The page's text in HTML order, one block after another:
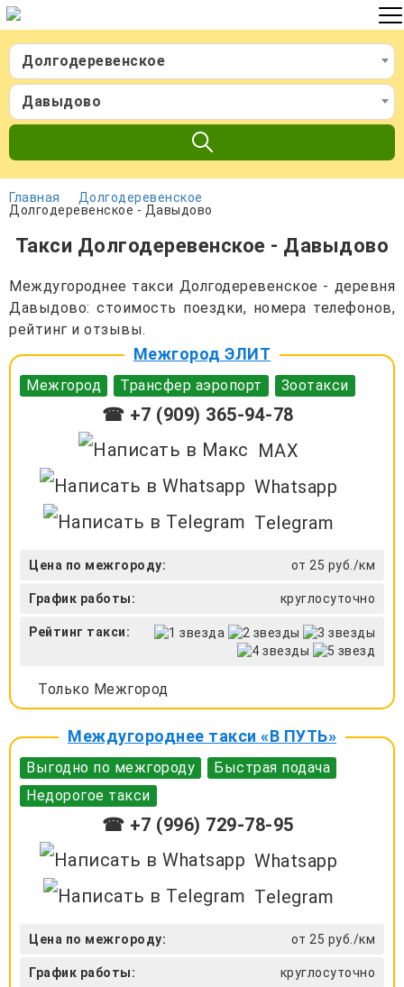
Долгодеревенское
Давыдово
Главная
Долгодеревенское
Долгодеревенское - Давыдово
Такси Долгодеревенское - Давыдово
Междугороднее такси Долгодеревенское - деревня
Давыдово: стоимость поездки, номера телефонов,
рейтинг и отзывы.
Межгород ЭЛИТ
Межгород Трансфер аэропорт Зоотакси
☎ +7 (909) 365-94-78
MAX
Whatsapp
Telegram
Цена по межгороду: от 25 руб./км
График работы: круглосуточно
Рейтинг такси:
Только Межгород
Междугороднее такси «В ПУТЬ»
Выгодно по межгороду
Быстрая подача
Недорогое такси
☎ +7 (996) 729-78-95
Whatsapp
Telegram
Цена по межгороду: от 25 руб./км
График работы: круглосуточно